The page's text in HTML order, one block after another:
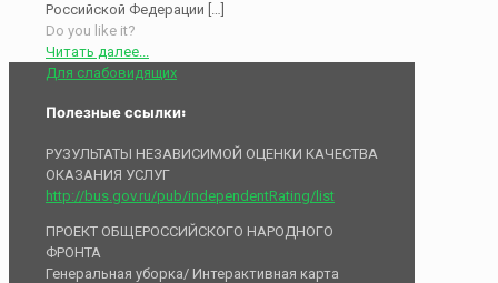
Российской Федерации […]
Do you like it?
Читать далее...
Для слабовидящих
Полезные ссылки:
РУЗУЛЬТАТЫ НЕЗАВИСИМОЙ ОЦЕНКИ КАЧЕСТВА
ОКАЗАНИЯ УСЛУГ
http://bus.gov.ru/pub/independentRating/list
ПРОЕКТ ОБЩЕРОССИЙСКОГО НАРОДНОГО
ФРОНТА
Генеральная уборка/ Интерактивная карта